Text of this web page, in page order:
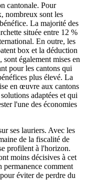
cantonale. Pour
nombreux sont les
La majorité des
située entre 12 %
En outre, les
box et la déduction
également mises en
pour les cantons qui
plus élevé. La
en œuvre aux cantons
adaptées et qui
l'une des économies
ses lauriers. Avec les
de la fiscalité de
profilent à l'horizon.
moins décisives à cet
permanence comment
éviter de perdre du